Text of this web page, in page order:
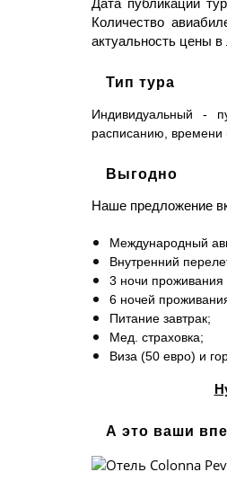
Дата публикации
Количество
актуальность цены
Тип тура
Индивидуальный -
расписанию, времени
Выгодно
Наше предложение
Международный
Внутренний
3 ночи проживания
6 ночей
Питание завтрак;
Мед. страховка;
Виза (50 евро) и
​А это ваши